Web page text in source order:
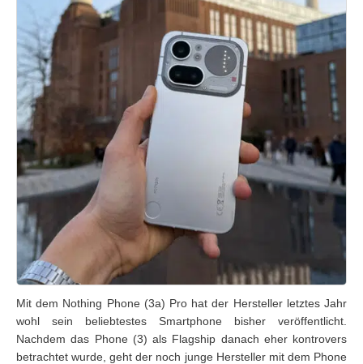
Mit dem Nothing Phone (3a) Pro hat der Hersteller letztes Jahr
wohl sein beliebtestes Smartphone bisher veröffentlicht.
Nachdem das Phone (3) als Flagship danach eher kontrovers
betrachtet wurde, geht der noch junge Hersteller mit dem Phone